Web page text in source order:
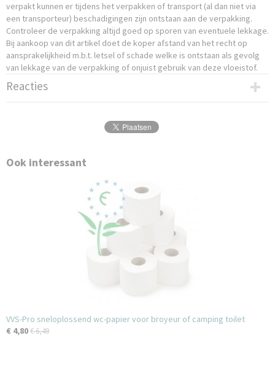
verpakt kunnen er tijdens het verpakken of transport (al dan niet via
een transporteur) beschadigingen zijn ontstaan aan de verpakking.
Controleer de verpakking altijd goed op sporen van eventuele lekkage.
Bij aankoop van dit artikel doet de koper afstand van het recht op
aansprakelijkheid m.b.t. letsel of schade welke is ontstaan als gevolg
van lekkage van de verpakking of onjuist gebruik van deze vloeistof.
Reacties
Ook interessant
VVS-Pro sneloplossend wc-papier voor broyeur of camping toilet
€ 4,80€ 6,49